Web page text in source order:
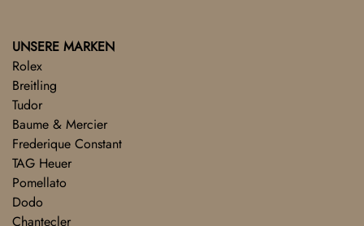
UNSERE MARKEN
Rolex
Breitling
Tudor
Baume & Mercier
Frederique Constant
TAG Heuer
Pomellato
Dodo
Chantecler